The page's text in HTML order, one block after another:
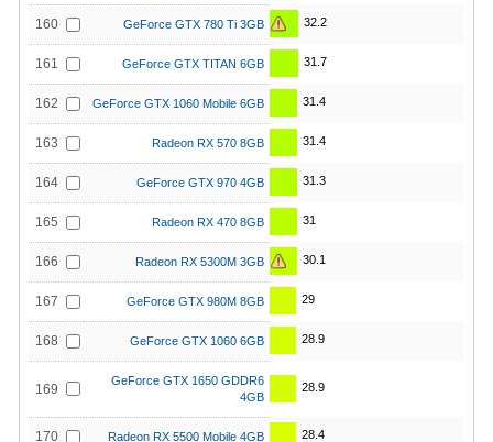
160 GeForce GTX 780 Ti 3GB 32.2
161 GeForce GTX TITAN 6GB 31.7
162 GeForce GTX 1060 Mobile 6GB 31.4
163 Radeon RX 570 8GB 31.4
164 GeForce GTX 970 4GB 31.3
165 Radeon RX 470 8GB 31
166 Radeon RX 5300M 3GB 30.1
167 GeForce GTX 980M 8GB 29
168 GeForce GTX 1060 6GB 28.9
169
GeForce GTX 1650 GDDR6
4GB
28.9
170 Radeon RX 5500 Mobile 4GB 28.4